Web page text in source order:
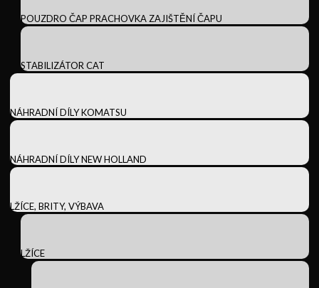
POUZDRO ČAP PRACHOVKA ZAJIŠTĚNÍ ČAPU
STABILIZÁTOR CAT
NÁHRADNÍ DÍLY KOMATSU
NÁHRADNÍ DÍLY NEW HOLLAND
LŽÍCE, BRITY, VÝBAVA
LŽÍCE